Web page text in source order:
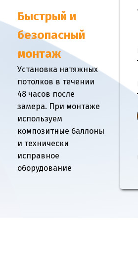
Быстрый и
безопасный
монтаж
Установка натяжных
потолков в течении
48 часов после
замера. При монтаже
используем
композитные баллоны
и технически
исправное
оборудование